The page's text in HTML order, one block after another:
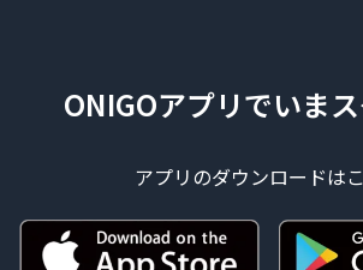
ONIGOアプリでいま
アプリのダウンロードは